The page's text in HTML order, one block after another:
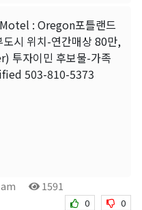
: Oregon포틀랜드
시 위치-연간매상 80만,
투자이민 후보물-가족
503-810-5373
1591
0 0